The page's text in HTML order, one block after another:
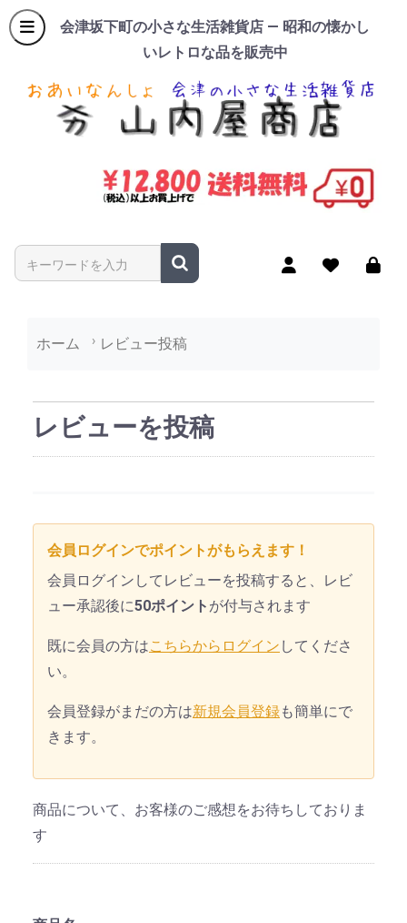
会津坂下町の小さな生活雑貨店 — 昭和の懐かし
いレトロな品を販売中
商品名やキーワードを入力
ホーム レビュー投稿
レビューを投稿
会員ログインでポイントがもらえます！
会員ログインしてレビューを投稿すると、レビ
ュー承認後に50ポイント が付与されます
既に会員の方はこちらからログイン してくださ
い。
会員登録がまだの方は新規会員登録も簡単にで
きます。
商品について、お客様のご感想をお待ちしておりま
す